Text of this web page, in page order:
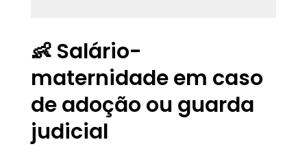
👶 Salário-
maternidade em caso
de adoção ou guarda
judicial